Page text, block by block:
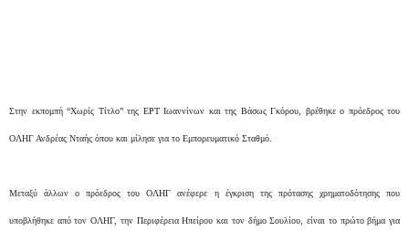
Στην εκπομπή “Χωρίς Τίτλο” της ΕΡΤ Ιωαννίνων και της Βάσως Γκόρου, βρέθηκε ο πρόεδρος του
ΟΛΗΓ Ανδρέας Νταής όπου και μίλησε για το Εμπορευματικό Σταθμό.
Μεταξύ άλλων ο πρόεδρος του ΟΛΗΓ ανέφερε η έγκριση της πρότασης χρηματοδότησης που
υποβλήθηκε από τον ΟΛΗΓ, την Περιφέρεια Ηπείρου και τον δήμο Σουλίου, είναι το πρώτο βήμα για